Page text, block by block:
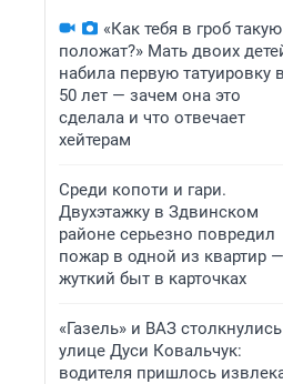
«Как тебя в гроб такую
положат?» Мать двоих
набила первую татуировку в
50 лет — зачем она это
сделала и что отвечает
хейтерам
Среди копоти и гари.
Двухэтажку в Здвинском
районе серьезно повредил
пожар в одной из квартир —
жуткий быт в карточках
«Газель» и ВАЗ
улице Дуси Ковальчук:
водителя пришлось